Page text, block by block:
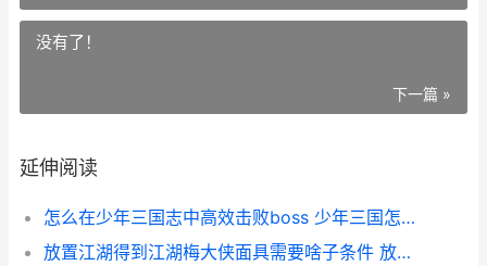
没有了！
下一篇 »
延伸阅读
怎么在少年三国志中高效击败boss 少年三国怎么升级最快
放置江湖得到江湖梅大侠面具需要啥子条件 放置江湖全支线攻略